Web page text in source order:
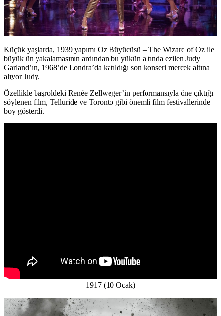
Küçük yaşlarda, 1939 yapımı Oz Büyücüsü – The Wizard of Oz ile
büyük ün yakalamasının ardından bu yükün altında ezilen Judy
Garland’ın, 1968’de Londra’da katıldığı son konseri mercek altına
alıyor Judy.
Özellikle başroldeki Renée Zellweger’in performansıyla öne çıktığı
söylenen film, Telluride ve Toronto gibi önemli film festivallerinde
boy gösterdi.
1917 (10 Ocak)